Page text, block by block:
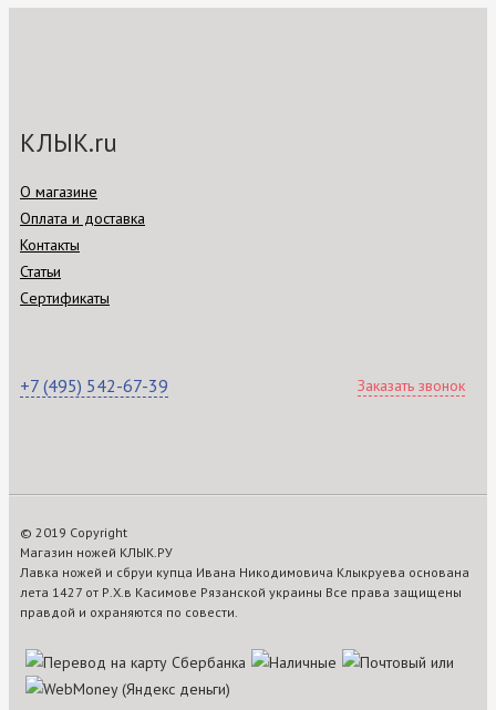
КЛЫК.ru
О магазине
Оплата и доставка
Контакты
Статьи
Сертификаты
+7 (495) 542-67-39 Заказать звонок
© 2019 Copyright
Магазин ножей КЛЫК.РУ
Лавка ножей и сбруи купца Ивана Никодимовича Клыкруева основана
лета 1427 от Р.Х.в Касимове Рязанской украины Все права защищены
правдой и охраняются по совести.